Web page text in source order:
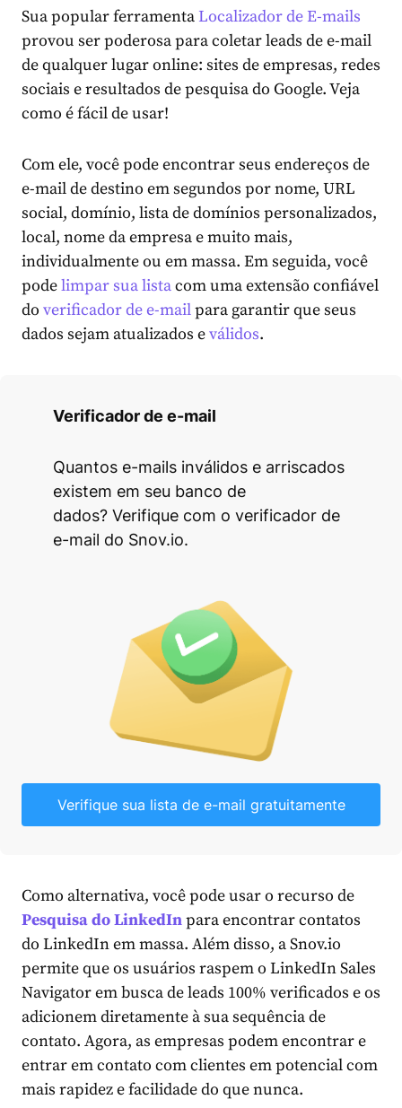
Sua popular ferramentaLocalizador de E-mails
provou ser poderosa para coletar leads de e-mail
de qualquer lugar online: sites de empresas, redes
sociais e resultados de pesquisa do Google. Veja
como é fácil de usar!
Com ele, você pode encontrar seus endereços de
e-mail de destino em segundos por nome, URL
social, domínio, lista de domínios personalizados,
local, nome da empresa e muito mais,
individualmente ou em massa. Em seguida, você
podelimpar sua listacom uma extensão confiável
do verificador de e-mailpara garantir que seus
dados sejam atualizados eválidos.
Verificador de e-mail
Quantos e-mails inválidos e arriscados
existem em seu banco de
dados? Verifique com o verificador de
e-mail do Snov.io.
Verifique sua lista de e-mail gratuitamente
Como alternativa, você pode usar o recurso de
Pesquisa do LinkedInpara encontrar contatos
do LinkedIn em massa. Além disso, a Snov.io
permite que os usuários raspem o LinkedIn Sales
Navigator em busca de leads 100% verificados e os
adicionem diretamente à sua sequência de
contato. Agora, as empresas podem encontrar e
entrar em contato com clientes em potencial com
mais rapidez e facilidade do que nunca.